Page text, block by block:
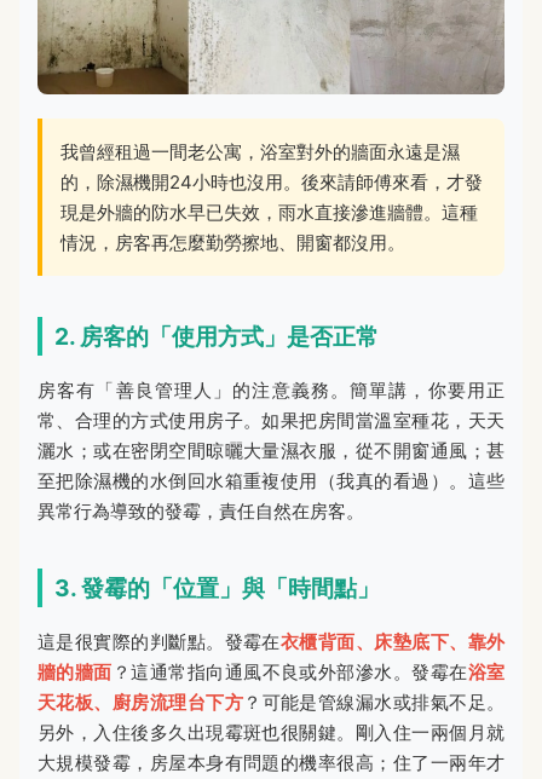
我曾經租過一間老公寓，浴室對外的牆面永遠是濕
的，除濕機開24小時也沒用。後來請師傅來看，才發
現是外牆的防水早已失效，雨水直接滲進牆體。這種
情況，房客再怎麼勤勞擦地、開窗都沒用。
2. 房客的「使用方式」是否正常
房客有「善良管理人」的注意義務。簡單講，你要用正
常、合理的方式使用房子。如果把房間當溫室種花，天天
灑水；或在密閉空間晾曬大量濕衣服，從不開窗通風；甚
至把除濕機的水倒回水箱重複使用（我真的看過）。這些
異常行為導致的發霉，責任自然在房客。
3. 發霉的「位置」與「時間點」
這是很實際的判斷點。發霉在衣櫃背面、床墊底下、靠外
牆的牆面 ？這通常指向通風不良或外部滲水。發霉在浴室
天花板、廚房流理台下方 ？可能是管線漏水或排氣不足。
另外，入住後多久出現霉斑也很關鍵。剛入住一兩個月就
大規模發霉，房屋本身有問題的機率很高；住了一兩年才